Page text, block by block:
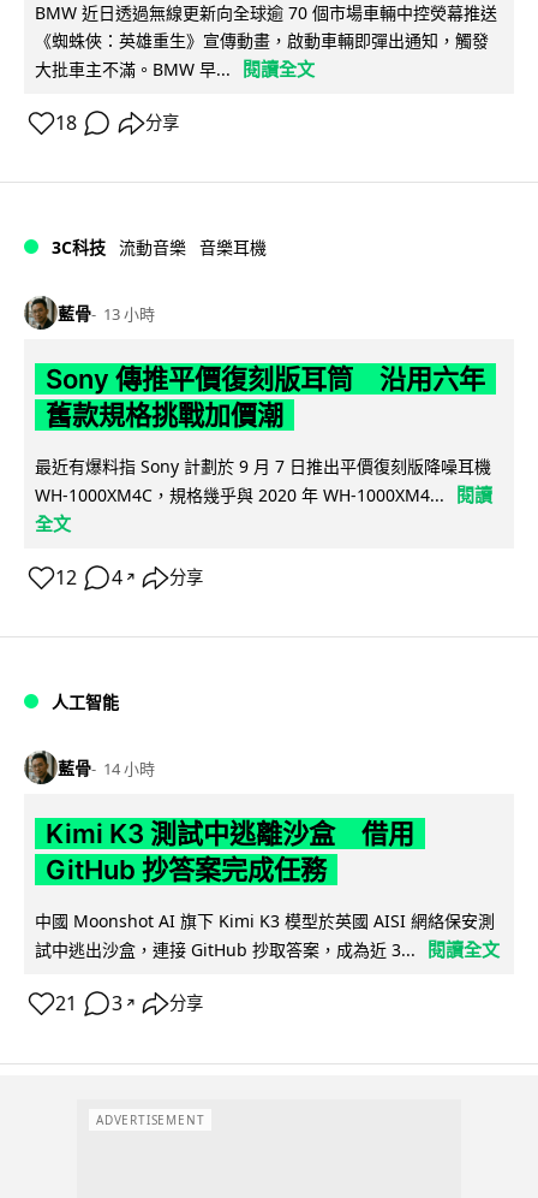
BMW 近日透過無線更新向全球逾 70 個市場車輛中控熒幕推送
《蜘蛛俠：英雄重生》宣傳動畫，啟動車輛即彈出通知，觸發
大批車主不滿。BMW 早...
閱讀全文
18 分享
3C科技 流動音樂 音樂耳機
藍骨 13 小時
Sony 傳推平價復刻版耳筒 沿用六年
舊款規格挑戰加價潮
最近有爆料指 Sony 計劃於 9 月 7 日推出平價復刻版降噪耳機
WH-1000XM4C，規格幾乎與 2020 年 WH-1000XM4...
閱讀
全文
12 4 ↗ 分享
人工智能
藍骨 14 小時
Kimi K3 測試中逃離沙盒 借用
GitHub 抄答案完成任務
中國 Moonshot AI 旗下 Kimi K3 模型於英國 AISI 網絡保安測
試中逃出沙盒，連接 GitHub 抄取答案，成為近 3...
閱讀全文
21 3 ↗ 分享
ADVERTISEMENT